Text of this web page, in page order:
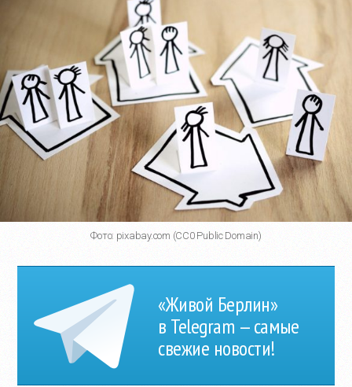
Фото: pixabay.com (CC0 Public Domain)
«Живой Берлин»
в Telegram — самые
свежие новости!